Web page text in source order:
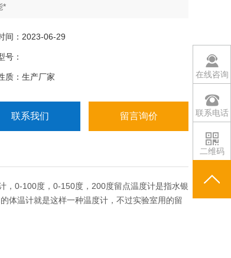
*
用于烘箱里
间：2023-06-29
号：
质：生产厂家
联系我们 留言询价
，0-100度，0-150度，200度留点温度计是指水银
体温计就是这样一种温度计，不过实验室用的留
在线咨询
联系电话
二维码